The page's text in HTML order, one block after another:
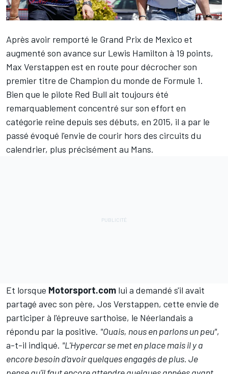
Après avoir remporté le Grand Prix de Mexico et
augmenté son avance sur Lewis Hamilton à 19 points,
Max Verstappen est en route pour décrocher son
premier titre de Champion du monde de Formule 1.
Bien que le pilote Red Bull ait toujours été
remarquablement concentré sur son effort en
catégorie reine depuis ses débuts, en 2015, il a par le
passé évoqué l'envie de courir hors des circuits du
calendrier, plus précisément au Mans.
Et lorsque Motorsport.com lui a demandé s'il avait
partagé avec son père, Jos Verstappen, cette envie de
participer à l'épreuve sarthoise, le Néerlandais a
répondu par la positive. "Ouais, nous en parlons un peu",
a-t-il indiqué. "L'Hypercar se met en place mais il y a
encore besoin d'avoir quelques engagés de plus. Je